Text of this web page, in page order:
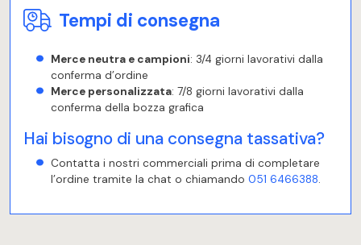
Tempi di consegna
Merce neutra e campioni: 3/4 giorni lavorativi dalla
conferma d’ordine
Merce personalizzata: 7/8 giorni lavorativi dalla
conferma della bozza grafica
Hai bisogno di una consegna tassativa?
Contatta i nostri commerciali prima di completare
l’ordine tramite la chat o chiamando 051 6466388.